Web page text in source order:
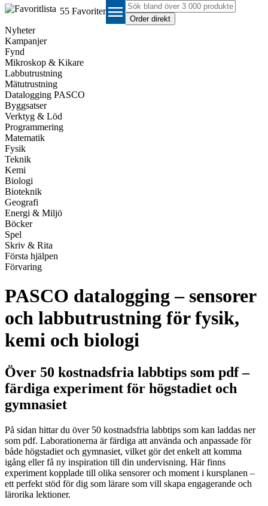
55 Favoriter menu
Nyheter
Kampanjer
Fynd
Mikroskop & Kikare
Labbutrustning
Mätutrustning
Datalogging PASCO
Byggsatser
Verktyg & Löd
Programmering
Matematik
Fysik
Teknik
Kemi
Biologi
Bioteknik
Geografi
Energi & Miljö
Böcker
Spel
Skriv & Rita
Första hjälpen
Förvaring
PASCO datalogging – sensorer
och labbutrustning för fysik,
kemi och biologi
Över 50 kostnadsfria labbtips som pdf –
färdiga experiment för högstadiet och
gymnasiet
På sidan hittar du över 50 kostnadsfria labbtips som kan laddas ner
som pdf. Laborationerna är färdiga att använda och anpassade för
både högstadiet och gymnasiet, vilket gör det enkelt att komma
igång eller få ny inspiration till din undervisning. Här finns
experiment kopplade till olika sensorer och moment i kursplanen –
ett perfekt stöd för dig som lärare som vill skapa engagerande och
lärorika lektioner.